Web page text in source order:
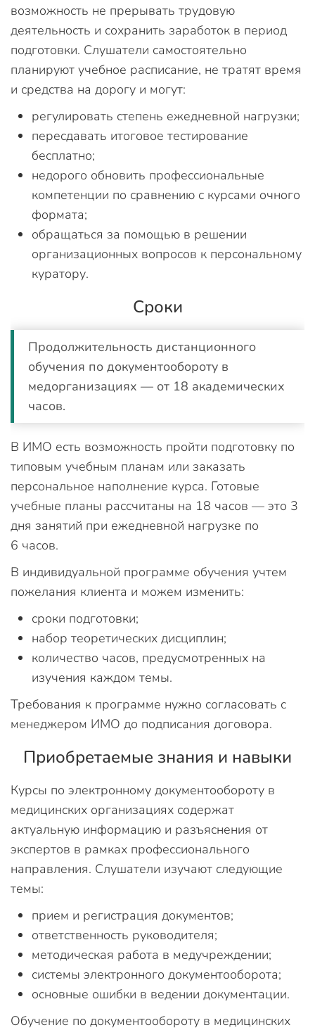
возможность не прерывать трудовую
деятельность и сохранить заработок в период
подготовки. Слушатели самостоятельно
планируют учебное расписание, не тратят время
и средства на дорогу и могут:
регулировать степень ежедневной нагрузки;
пересдавать итоговое тестирование
бесплатно;
недорого обновить профессиональные
компетенции по сравнению с курсами очного
формата;
обращаться за помощью в решении
организационных вопросов к персональному
куратору.
Сроки
Продолжительность дистанционного
обучения по документообороту в
медорганизациях — от 18 академических
часов.
В ИМО есть возможность пройти подготовку по
типовым учебным планам или заказать
персональное наполнение курса. Готовые
учебные планы рассчитаны на 18 часов — это 3
дня занятий при ежедневной нагрузке по
6 часов.
В индивидуальной программе обучения учтем
пожелания клиента и можем изменить:
сроки подготовки;
набор теоретических дисциплин;
количество часов, предусмотренных на
изучения каждом темы.
Требования к программе нужно согласовать с
менеджером ИМО до подписания договора.
Приобретаемые знания и навыки
Курсы по электронному документообороту в
медицинских организациях содержат
актуальную информацию и разъяснения от
экспертов в рамках профессионального
направления. Слушатели изучают следующие
темы:
прием и регистрация документов;
ответственность руководителя;
методическая работа в медучреждении;
системы электронного документооборота;
основные ошибки в ведении документации.
Обучение по документообороту в медицинских